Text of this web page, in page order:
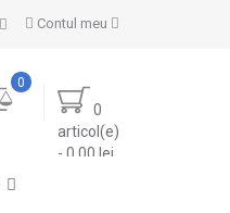
Contul meu
0
articol(e)
- 0.00 lei
0